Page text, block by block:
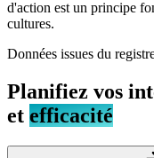
d'action est un principe
cultures.
Données issues du
Planifiez vos
et efficacité